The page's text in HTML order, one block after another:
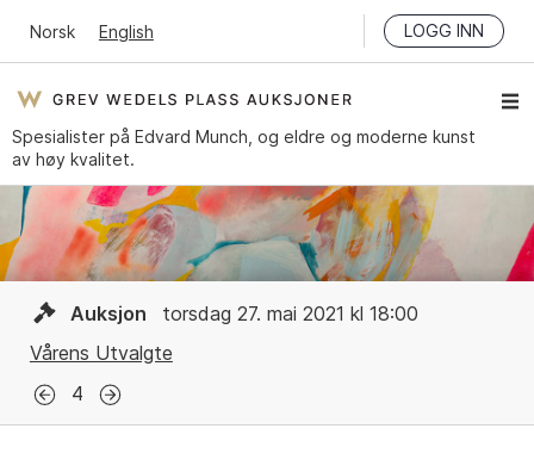
Norsk English LOGG INN
Spesialister på Edvard Munch, og eldre og moderne kunst
av høy kvalitet.
Auksjon
torsdag 27. mai 2021 kl 18:00
Vårens Utvalgte
4